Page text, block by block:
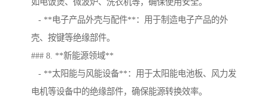
如电饭煲、微波炉、洗衣机等，确保使用安全。
- **电子产品外壳与配件**：用于制造电子产品的外
壳、按键等绝缘部件。
### 8. **新能源领域**
- **太阳能与风能设备**：用于太阳能电池板、风力发
电机等设备中的绝缘部件，确保能源转换效率。